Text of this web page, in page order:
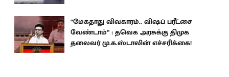
“மேகதாது விவகாரம்.. விஷப் பரீட்சை
வேண்டாம்” : தவெக அரசுக்கு திமுக
தலைவர் மு.க.ஸ்டாலின் எச்சரிக்கை!